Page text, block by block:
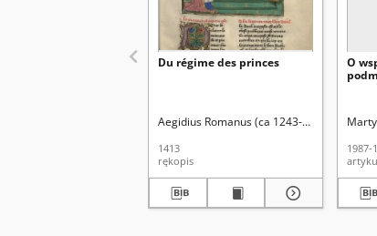
Du régime des princes
Aegidius Romanus (ca 1243-1316). Aut.
1413
rękopis
O
1987-